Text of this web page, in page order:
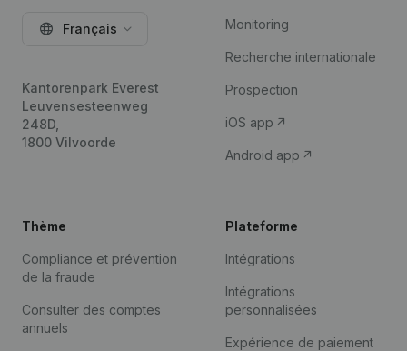
Français
Kantorenpark Everest
Leuvensesteenweg
248D,
1800 Vilvoorde
Monitoring
Recherche internationale
Prospection
iOS app
Android app
Thème
Compliance et prévention
de la fraude
Consulter des comptes
annuels
Plateforme
Intégrations
Intégrations
personnalisées
Expérience de paiement